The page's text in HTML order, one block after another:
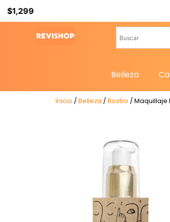
Belleza
Inicio / Belleza / Rostro / Maquillaje